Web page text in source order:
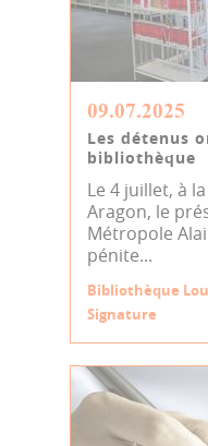
09.07.2025
Les détenus
bibliothèque
Le 4 juillet, à
Aragon, le
Métropole
pénite...
Bibliothèque
Signature